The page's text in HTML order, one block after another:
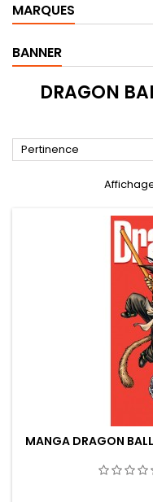
MARQUES
BANNER
DRAGON
Pertinence
MANGA DRAGON